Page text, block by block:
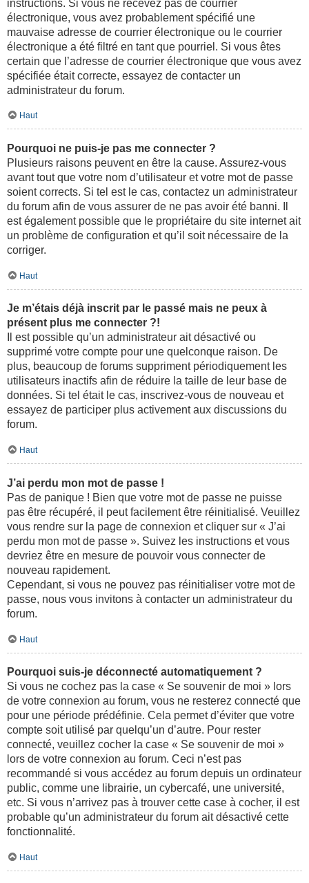
instructions. Si vous ne recevez pas de courrier
électronique, vous avez probablement spécifié une
mauvaise adresse de courrier électronique ou le courrier
électronique a été filtré en tant que pourriel. Si vous êtes
certain que l’adresse de courrier électronique que vous avez
spécifiée était correcte, essayez de contacter un
administrateur du forum.
Haut
Pourquoi ne puis-je pas me connecter ?
Plusieurs raisons peuvent en être la cause. Assurez-vous
avant tout que votre nom d’utilisateur et votre mot de passe
soient corrects. Si tel est le cas, contactez un administrateur
du forum afin de vous assurer de ne pas avoir été banni. Il
est également possible que le propriétaire du site internet ait
un problème de configuration et qu’il soit nécessaire de la
corriger.
Haut
Je m’étais déjà inscrit par le passé mais ne peux à
présent plus me connecter ?!
Il est possible qu’un administrateur ait désactivé ou
supprimé votre compte pour une quelconque raison. De
plus, beaucoup de forums suppriment périodiquement les
utilisateurs inactifs afin de réduire la taille de leur base de
données. Si tel était le cas, inscrivez-vous de nouveau et
essayez de participer plus activement aux discussions du
forum.
Haut
J’ai perdu mon mot de passe !
Pas de panique ! Bien que votre mot de passe ne puisse
pas être récupéré, il peut facilement être réinitialisé. Veuillez
vous rendre sur la page de connexion et cliquer sur « J’ai
perdu mon mot de passe ». Suivez les instructions et vous
devriez être en mesure de pouvoir vous connecter de
nouveau rapidement.
Cependant, si vous ne pouvez pas réinitialiser votre mot de
passe, nous vous invitons à contacter un administrateur du
forum.
Haut
Pourquoi suis-je déconnecté automatiquement ?
Si vous ne cochez pas la case « Se souvenir de moi » lors
de votre connexion au forum, vous ne resterez connecté que
pour une période prédéfinie. Cela permet d’éviter que votre
compte soit utilisé par quelqu’un d’autre. Pour rester
connecté, veuillez cocher la case « Se souvenir de moi »
lors de votre connexion au forum. Ceci n’est pas
recommandé si vous accédez au forum depuis un ordinateur
public, comme une librairie, un cybercafé, une université,
etc. Si vous n’arrivez pas à trouver cette case à cocher, il est
probable qu’un administrateur du forum ait désactivé cette
fonctionnalité.
Haut